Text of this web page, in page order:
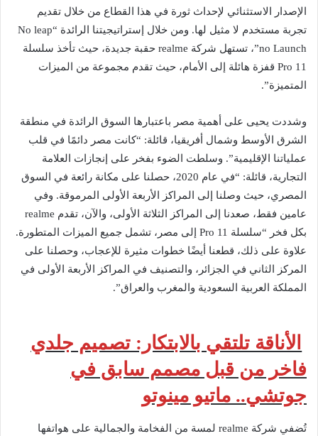
الإصدار الاستثنائي لإحداث ثورة في هذا القطاع من خلال تقديم
تجربة مستخدم لا مثيل لها. ومن خلال إستراتيجيتنا الرائدة “No leap
no Launch”، تستهل شركة realme حقبة جديدة، حيث تأخذ سلسلة
11 Pro قفزة هائلة إلى الأمام، حيث تقدم مجموعة من الميزات
المتميزة”.
وشددت يحيى على أهمية مصر باعتبارها السوق الرائدة في منطقة
الشرق الأوسط وشمال أفريقيا، قائلة: “كانت مصر دائمًا في قلب
عملياتنا الإقليمية”. وسلطت الضوء بفخر على إنجازات العلامة
التجارية، قائلة: “في عام 2020، حصلنا على مكانة رائعة في السوق
المصري، حيث وصلنا إلى المراكز الأربعة الأولى المرموقة. وفي
عامين فقط، صعدنا إلى المراكز الثلاثة الأولى، والآن، تقدم realme
بكل فخر “سلسلة Pro 11 إلى مصر، تشمل جميع الميزات المتطورة.
علاوة على ذلك، قطعنا أيضًا خطوات مثيرة للإعجاب، وحصلنا على
المركز الثاني في الجزائر، والتصنيف في المراكز الأربعة الأولى في
المملكة العربية السعودية والمغرب والعراق”.
الأناقة تلتقي بالابتكار: تصميم جلدي
فاخر من قبل مصمم سابق في
جوتشي.. ماتيو مينوتو
تُضفي شركة realme لمسة من الفخامة والجمالية على هواتفها